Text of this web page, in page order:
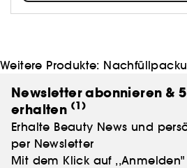
Weitere Produkte:
Newsletter abonnieren &
erhalten (1)
Erhalte Beauty News und
per Newsletter
Mit dem Klick auf